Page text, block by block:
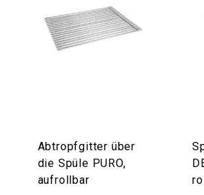
Abtropfgitter über
die Spüle PURO,
aufrollbar